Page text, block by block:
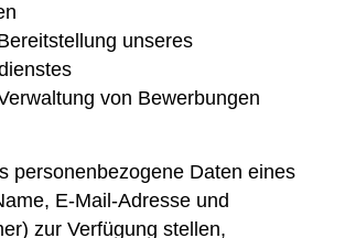
unseres
von Bewerbungen
personenbezogene Daten eines
E-Mail-Adresse und
zur Verfügung stellen,